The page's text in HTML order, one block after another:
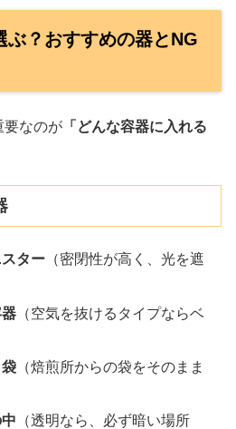
ぶ？おすすめの器とNG
要なのが 「どんな容器に入れる
ター （密閉性が高く、光を遮
（空気を抜けるタイプならベ
（焙煎所からの袋をそのまま
（透明なら、必ず暗い場所